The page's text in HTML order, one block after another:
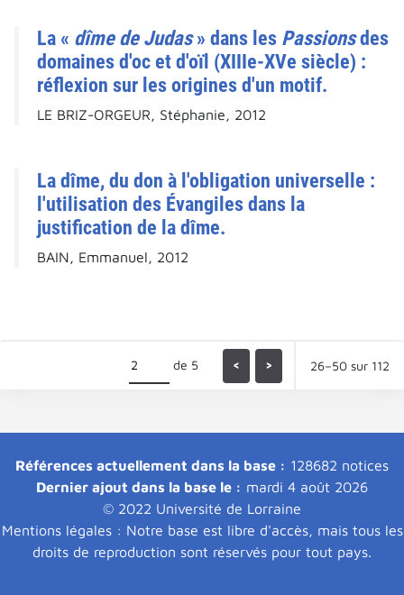
La « dîme de Judas» dans les Passionsdes
domaines d'oc et d'oïl (XIIIe-XVe siècle) :
réflexion sur les origines d'un motif.
LE BRIZ-ORGEUR, Stéphanie, 2012
La dîme, du don à l'obligation universelle :
l'utilisation des Évangiles dans la
justification de la dîme.
BAIN, Emmanuel, 2012
de 5 < > 26–50 sur 112
Références actuellement dans la base : 128682 notices
Dernier ajout dans la base le : mardi 4 août 2026
© 2022 Université de Lorraine
Mentions légales : Notre base est libre d'accès, mais tous les
droits de reproduction sont réservés pour tout pays.